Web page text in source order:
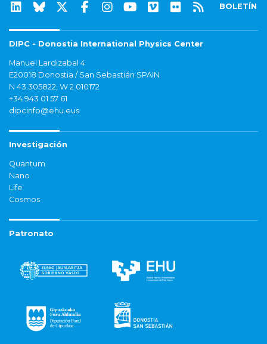
BOLETÍN
DIPC - Donostia International Physics Center
Manuel Lardizabal 4
E20018 Donostia / San Sebastián SPAIN
N 43.305822, W 2.010172
+34 943 01 57 61
dipcinfo@ehu.eus
Investigación
Quantum
Nano
Life
Cosmos
Patronato